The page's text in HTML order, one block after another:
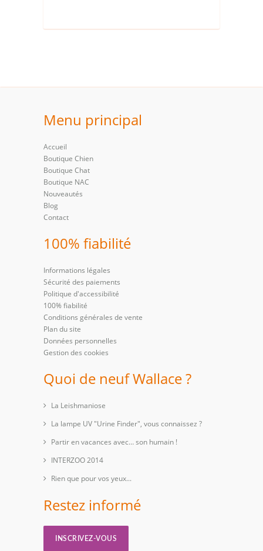
Menu principal
Accueil
Boutique Chien
Boutique Chat
Boutique NAC
Nouveautés
Blog
Contact
100% fiabilité
Informations légales
Sécurité des paiements
Politique d'accessibilité
100% fiabilité
Conditions générales de vente
Plan du site
Données personnelles
Gestion des cookies
Quoi de neuf Wallace ?
La Leishmaniose
La lampe UV "Urine Finder", vous connaissez ?
Partir en vacances avec… son humain !
INTERZOO 2014
Rien que pour vos yeux...
Restez informé
INSCRIVEZ-VOUS